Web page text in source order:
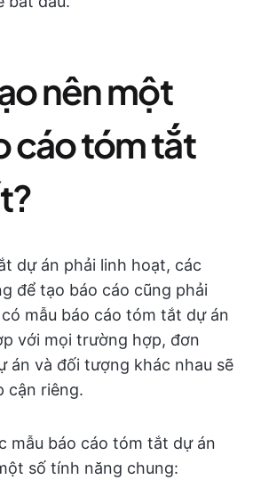
nên một
cáo tóm tắt
dự án phải linh hoạt, các
để tạo báo cáo cũng phải
mẫu báo cáo tóm tắt dự án
với mọi trường hợp, đơn
án và đối tượng khác nhau sẽ
cận riêng.
mẫu báo cáo tóm tắt dự án
số tính năng chung: